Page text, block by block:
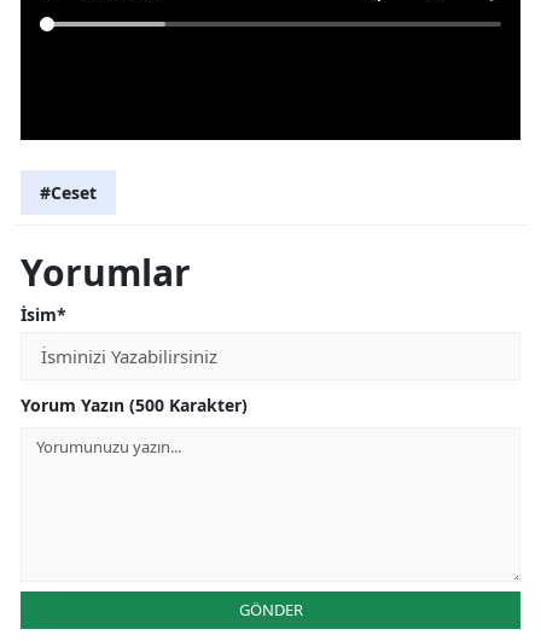
#Ceset
Yorumlar
İsim*
Yorum Yazın (500 Karakter)
GÖNDER